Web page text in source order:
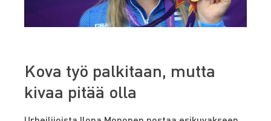
Kova työ palkitaan, mutta
kivaa pitää olla